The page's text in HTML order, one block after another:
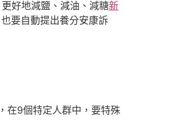
好地減鹽、減油、減糖新
要自動提出養分安康訴
在9個特定人群中，要特殊